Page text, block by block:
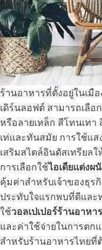
ร้านอาหารที่ตั้งอยู่ในเมื
เดิร์นลอฟต์ สามารถเลือ
หรือลายเหล็ก สีโทนเทา
เท่และทันสมัย การใช้แ
เสริมสไตล์อินดัสเทรียล
การเลือกใช้ไอเดียแต่งผ
คุ้มค่าสำหรับเจ้าของธุร
ประทับใจแรกพบที่ดีและ
ใช้วอลเปเปอร์ร้านอาหาร
และค่าใช้จ่ายในการตก
สำหรับร้านอาหารไทยที่